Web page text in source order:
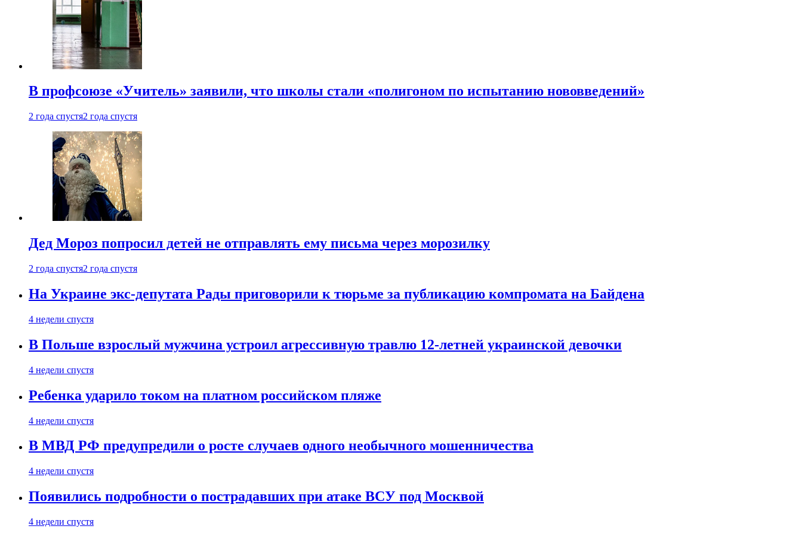
В профсоюзе «Учитель» заявили, что школы стали «полигоном по испытанию нововведений»
2 года спустя2 года спустя
Дед Мороз попросил детей не отправлять ему письма через морозилку
2 года спустя2 года спустя
На Украине экс-депутата Рады приговорили к тюрьме за публикацию компромата на Байдена
4 недели спустя
В Польше взрослый мужчина устроил агрессивную травлю 12-летней украинской девочки
4 недели спустя
Ребенка ударило током на платном российском пляже
4 недели спустя
В МВД РФ предупредили о росте случаев одного необычного мошенничества
4 недели спустя
Появились подробности о пострадавших при атаке ВСУ под Москвой
4 недели спустя